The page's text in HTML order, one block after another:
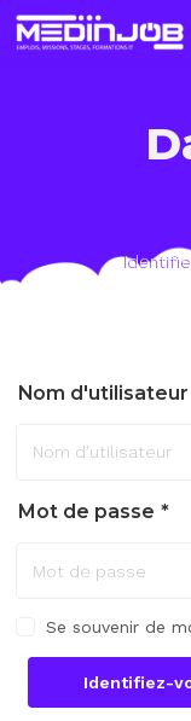
Nom d'utilisateur
Mot de passe
Se souvenir de
Identifiez-